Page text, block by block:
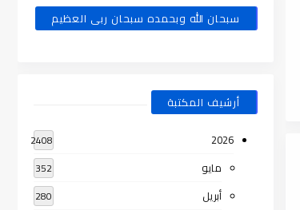
سبحان الله وبحمده سبحان ربى العظيم
أرشيف المكتبة
2026
2408
مايو 352
أبريل 280